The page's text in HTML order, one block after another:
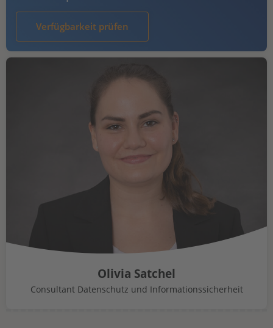
Verfügbarkeit prüfen
Olivia Satchel
Consultant Datenschutz und Informationssicherheit